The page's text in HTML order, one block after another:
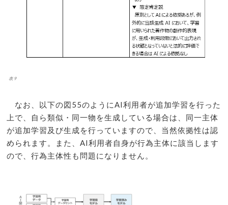
表9
なお、以下の図55のようにAI利用者が追加学習を行った
上で、自ら類似・同一物を生成している場合は、同一主体
が追加学習及び生成を行っていますので、当然依拠性は認
められます。また、AI利用者自身が行為主体に該当します
ので、行為主体性も問題になりません。